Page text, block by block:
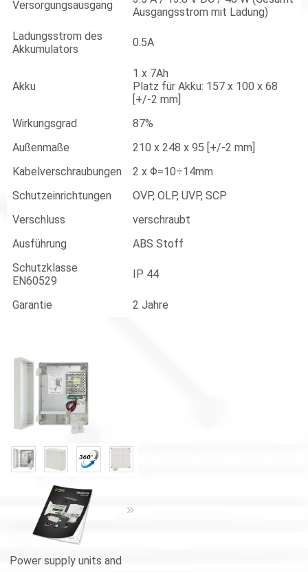
Versorgungsausgang
Ausgangsstrom mit Ladung)
Ladungsstrom des
Akkumulators
0.5A
Akku
1 x 7Ah
Platz für Akku: 157 x 100 x 68
[+/-2 mm]
Wirkungsgrad
87%
Außenmaße
210 x 248 x 95 [+/-2 mm]
Kabelverschraubungen
2 x Φ=10÷14mm
Schutzeinrichtungen
OVP, OLP, UVP, SCP
Verschluss
verschraubt
Ausführung
ABS Stoff
Schutzklasse
EN60529
IP 44
Garantie 2 Jahre
Power supply units and
»